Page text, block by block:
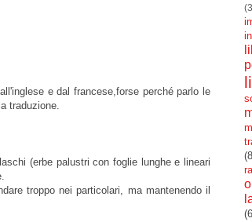
e dal francese,forse perché parlo le
traduzione.
(erbe palustri con foglie lunghe e lineari
troppo nei particolari, ma mantenendo il